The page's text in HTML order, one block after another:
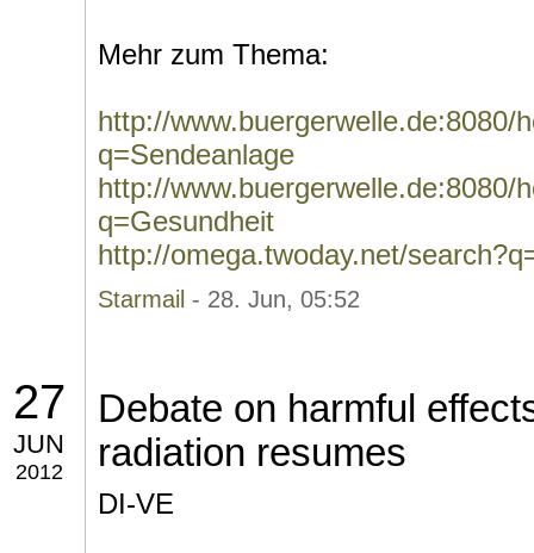
Mehr zum Thema:
http://www.buergerwelle.de:8080/
q=Sendeanlage
http://www.buergerwelle.de:8080/
q=Gesundheit
http://omega.twoday.net/
Starmail - 28. Jun, 05:52
27
JUN
2012
Debate on harmful
radiation resumes
DI-VE